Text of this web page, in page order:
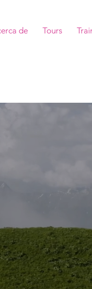
de Tours